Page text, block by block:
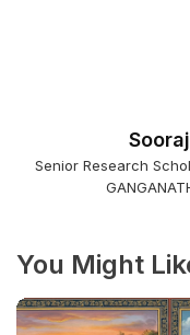
Senior Research
You Might